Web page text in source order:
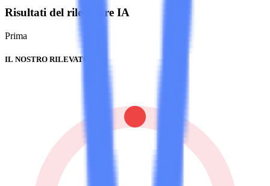
Risultati del rilevatore IA
Prima
IL NOSTRO RILEVATORE